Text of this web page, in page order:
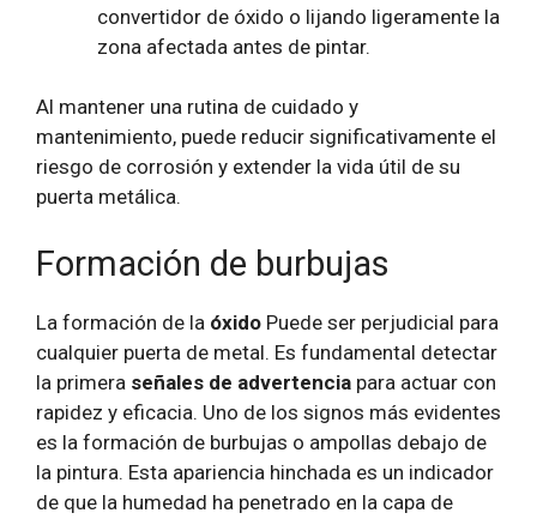
convertidor de óxido o lijando ligeramente la
zona afectada antes de pintar.
Al mantener una rutina de cuidado y
mantenimiento, puede reducir significativamente el
riesgo de corrosión y extender la vida útil de su
puerta metálica.
Formación de burbujas
La formación de la óxido Puede ser perjudicial para
cualquier puerta de metal. Es fundamental detectar
la primera señales de advertencia para actuar con
rapidez y eficacia. Uno de los signos más evidentes
es la formación de burbujas o ampollas debajo de
la pintura. Esta apariencia hinchada es un indicador
de que la humedad ha penetrado en la capa de